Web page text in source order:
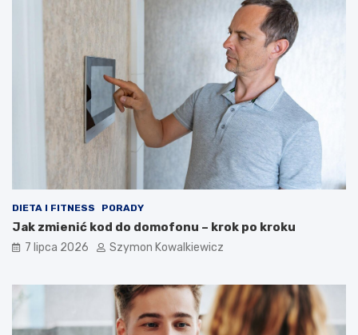
DIETA I FITNESS PORADY
Jak zmienić kod do domofonu – krok po kroku
7 lipca 2026 Szymon Kowalkiewicz